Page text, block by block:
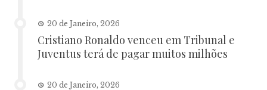
20 de Janeiro, 2026
Cristiano Ronaldo venceu em Tribunal e
Juventus terá de pagar muitos milhões
20 de Janeiro, 2026